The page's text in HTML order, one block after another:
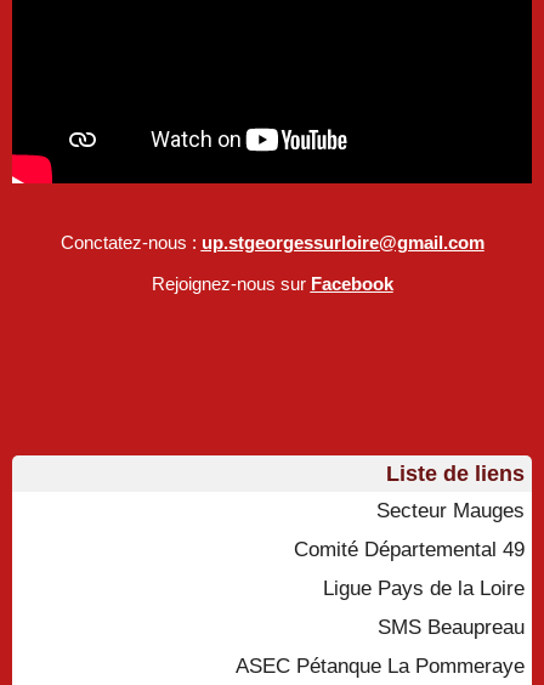
Conctatez-nous : up.stgeorgessurloire@gmail.com
Rejoignez-nous sur Facebook
Liste de liens
Secteur Mauges
Comité Départemental 49
Ligue Pays de la Loire
SMS Beaupreau
ASEC Pétanque La Pommeraye